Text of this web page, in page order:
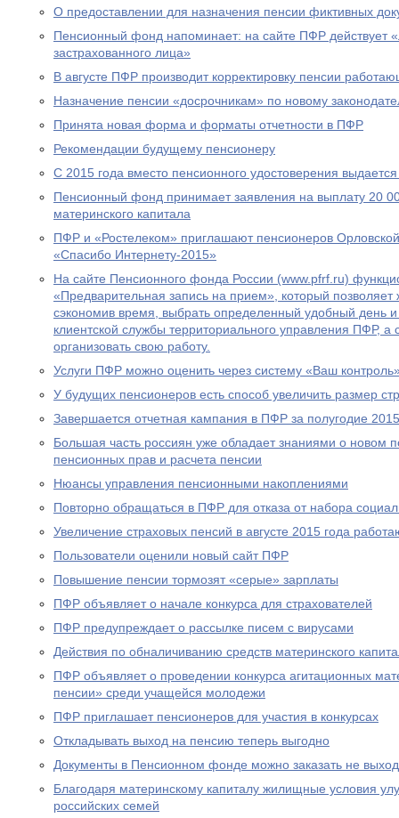
О предоставлении для назначения пенсии фиктивных
Пенсионный фонд напоминает: на сайте ПФР действует
застрахованного лица»
В августе ПФР производит корректировку пенсии
Назначение пенсии «досрочникам» по новому
Принята новая форма и форматы отчетности в ПФР
Рекомендации будущему пенсионеру
С 2015 года вместо пенсионного удостоверения выдается
Пенсионный фонд принимает заявления на выплату 20
материнского капитала
ПФР и «Ростелеком» приглашают пенсионеров Орловской
«Спасибо Интернету-2015»
На сайте Пенсионного фонда России (www.pfrf.ru)
«Предварительная запись на прием», который
сэкономив время, выбрать определенный удобный день
клиентской службы территориального управления ПФР,
организовать свою работу.
Услуги ПФР можно оценить через систему «Ваш
У будущих пенсионеров есть способ увеличить размер
Завершается отчетная кампания в ПФР за полугодие
Большая часть россиян уже обладает знаниями о новом
пенсионных прав и расчета пенсии
Нюансы управления пенсионными накоплениями
Повторно обращаться в ПФР для отказа от набора
Увеличение страховых пенсий в августе 2015 года
Пользователи оценили новый сайт ПФР
Повышение пенсии тормозят «серые» зарплаты
ПФР объявляет о начале конкурса для страхователей
ПФР предупреждает о рассылке писем с вирусами
Действия по обналичиванию средств материнского
ПФР объявляет о проведении конкурса агитационных
пенсии» среди учащейся молодежи
ПФР приглашает пенсионеров для участия в конкурсах
Откладывать выход на пенсию теперь выгодно
Документы в Пенсионном фонде можно заказать не
Благодаря материнскому капиталу жилищные условия
российских семей